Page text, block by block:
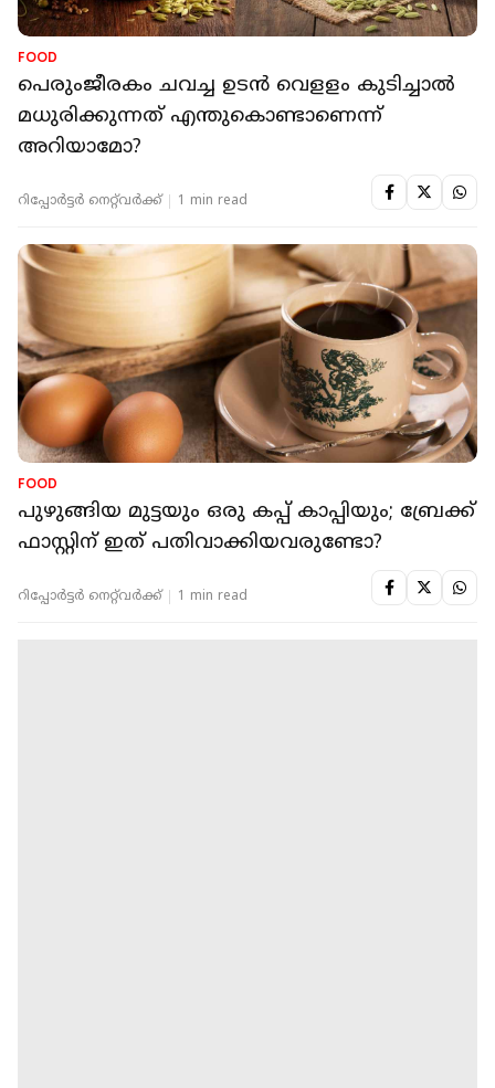
FOOD
പെരുംജീരകം ചവച്ച ഉടന്‍ വെളളം കുടിച്ചാല്‍
മധുരിക്കുന്നത് എന്തുകൊണ്ടാണെന്ന്
അറിയാമോ?
റിപ്പോർട്ടർ നെറ്റ്‌വര്‍ക്ക്‌ 1 min read
FOOD
പുഴുങ്ങിയ മുട്ടയും ഒരു കപ്പ് കാപ്പിയും; ബ്രേക്ക്
ഫാസ്റ്റിന് ഇത് പതിവാക്കിയവരുണ്ടോ?
റിപ്പോർട്ടർ നെറ്റ്‌വര്‍ക്ക്‌ 1 min read